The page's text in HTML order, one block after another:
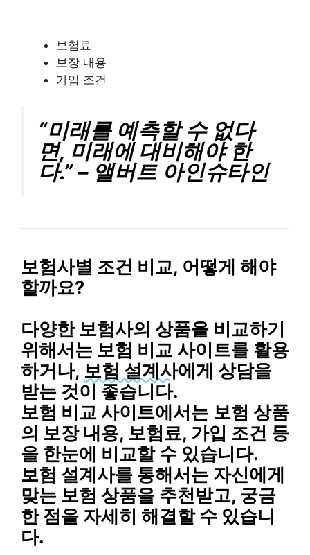
보험료
보장 내용
가입 조건
“미래를 예측할 수 없다
면, 미래에 대비해야 한
다.” – 앨버트 아인슈타인
보험사별 조건 비교, 어떻게 해야
할까요?
다양한 보험사의 상품을 비교하기
위해서는 보험 비교 사이트를 활용
하거나, 보험 설계사에게 상담을
받는 것이 좋습니다.
보험 비교 사이트에서는 보험 상품
의 보장 내용, 보험료, 가입 조건 등
을 한눈에 비교할 수 있습니다.
보험 설계사를 통해서는 자신에게
맞는 보험 상품을 추천받고, 궁금
한 점을 자세히 해결할 수 있습니
다.